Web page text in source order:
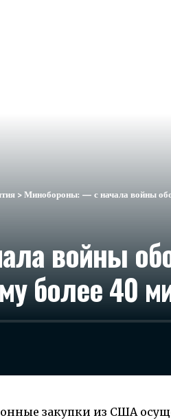
>Минобороны: — с начала войны
войны
более 40
закупки из США